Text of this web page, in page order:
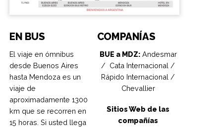
EN BUS
El viaje en ómnibus
desde Buenos Aires
hasta Mendoza es un
viaje de
aproximadamente 1300
km que se recorren en
15 horas. Si usted llega
COMPANÍAS
BUE a MDZ:Andesmar
/ Cata Internacional /
Rápido Internacional /
Chevallier
Sitios Web de las
compañías